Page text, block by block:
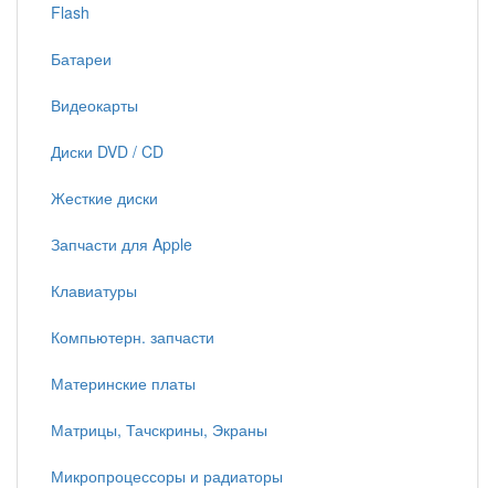
Flash
Батареи
Видеокарты
Диски DVD / CD
Жесткие диски
Запчасти для Apple
Клавиатуры
Компьютерн. запчасти
Материнские платы
Матрицы, Тачскрины, Экраны
Микропроцессоры и радиаторы